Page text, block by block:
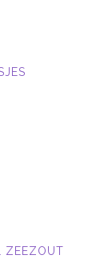
ZEEZOUT